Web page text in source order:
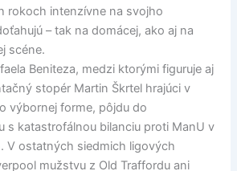
rokoch intenzívne na svojho
– tak na domácej, ako aj na
scéne.
Beniteza, medzi ktorými figuruje aj
stopér Martin Škrtel hrajúci v
výbornej forme, pôjdu do
s katastrofálnou bilanciu proti ManU v
V ostatných siedmich ligových
mužstvu z Old Traffordu ani